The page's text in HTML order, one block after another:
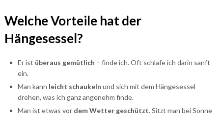
Welche Vorteile hat der
Hängesessel?
Er ist überaus gemütlich – finde ich. Oft schlafe ich darin sanft
ein.
Man kann leicht schaukeln und sich mit dem Hängesessel
drehen, was ich ganz angenehm finde.
Man ist etwas vor dem Wetter geschützt. Sitzt man bei Sonne